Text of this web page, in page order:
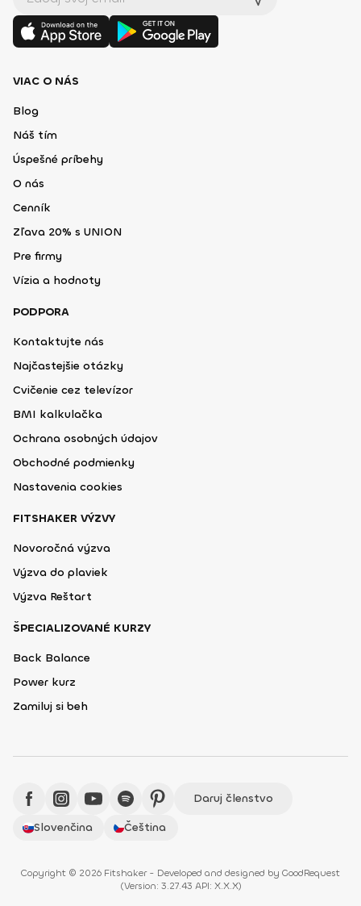
VIAC O NÁS
Blog
Náš tím
Úspešné príbehy
O nás
Cenník
Zľava 20% s UNION
Pre firmy
Vízia a hodnoty
PODPORA
Kontaktujte nás
Najčastejšie otázky
Cvičenie cez televízor
BMI kalkulačka
Ochrana osobných údajov
Obchodné podmienky
Nastavenia cookies
FITSHAKER VÝZVY
Novoročná výzva
Výzva do plaviek
Výzva Reštart
ŠPECIALIZOVANÉ KURZY
Back Balance
Power kurz
Zamiluj si beh
Daruj členstvo
Slovenčina
Čeština
Copyright © 2026 Fitshaker - Developed and designed by GoodRequest
(Version: 3.27.43 API: X.X.X)